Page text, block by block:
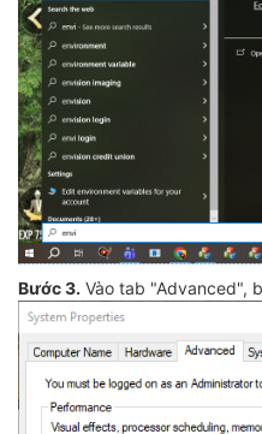
Bước 3. Vào tab "Advanced",